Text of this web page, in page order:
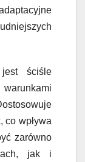
ściśle
co wpływa
zarówno
jak i